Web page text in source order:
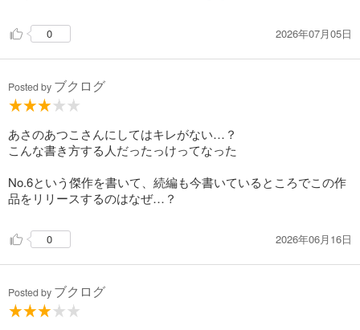
0 2026年07月05日
Posted by ブクログ
あさのあつこさんにしてはキレがない…？
こんな書き方する人だったっけってなった
No.6という傑作を書いて、続編も今書いているところでこの作
品をリリースするのはなぜ…？
0 2026年06月16日
Posted by ブクログ